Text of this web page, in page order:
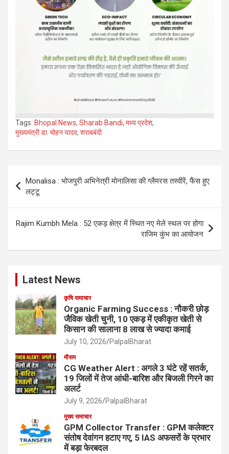
Tags: Bhopal News, Sharab Bandi, मध्य प्रदेश,
मुख्यमंत्री डा. मोहन यादव, शराबबंदी
navigation
Monalisa : भोजपुरी अभिनेत्री मोनालिसा की ग्लैमरस तस्वीरें, फैंस हुए
लट्टू
Rajim Kumbh Mela : 52 एकड़ क्षेत्र में स्थित नए मेले स्थल पर होगा
राजिम कुंभ का आयोजन
Latest News
कृषि समाचार
Organic Farming Success : नौकरी छोड़
जैविक खेती चुनी, 10 एकड़ में एकीकृत खेती से
किसान की सालाना 8 लाख से ज्यादा कमाई
July 10, 2026 PalpalBharat
मौसम
CG Weather Alert : अगले 3 घंटे रहें सतर्क,
19 जिलों में तेज आंधी-बारिश और बिजली गिरने का
अलर्ट
July 9, 2026 PalpalBharat
मुख्य समाचार
GPM Collector Transfer : GPM कलेक्टर
संतोष देवांगन हटाए गए, 5 IAS अफसरों के प्रभार
में बड़ा फेरबदल